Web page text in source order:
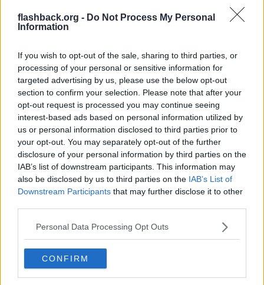
flashback.org - Do Not Process My Personal
Information
If you wish to opt-out of the sale, sharing to third parties, or
processing of your personal or sensitive information for
targeted advertising by us, please use the below opt-out
section to confirm your selection. Please note that after your
opt-out request is processed you may continue seeing
interest-based ads based on personal information utilized by
us or personal information disclosed to third parties prior to
your opt-out. You may separately opt-out of the further
disclosure of your personal information by third parties on the
IAB’s list of downstream participants. This information may
also be disclosed by us to third parties on the IAB’s List of
Downstream Participants that may further disclose it to other
Personal Data Processing Opt Outs
CONFIRM
Svar avKallopsen
Svar avRFT 2026-03-2321:14
Billiga X500 Bluetooth-hörlurar – fungerar ANC och ljudet?
Svar avFanten 2026-03-1013:47
Liten kassettbandspelare krånglar
Pungsving 2026-03-09 06:57
Rekommendera mig enkla bra trådlösa lurar för mobilen
VirtuellVerklighet
Köpråd USB interface önskas
Svar avRFT 2026-02-1910:59
Svar avRFT 2026-02-1609:51
Bilstereo Android Auto
Svar av Lallen70 2026-02-14